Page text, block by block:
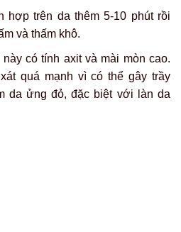
đường và một ít muối tinh.
hỗn hợp lên vùng lông mày đã
nhẹ nhàng theo chuyển
5 phút.
trên da như một lớp mặt nạ
rồi rửa lại bằng nước ấm.